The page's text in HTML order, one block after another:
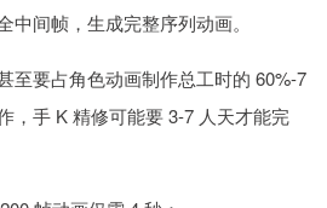
中间帧，生成完整序列动画。
至要占角色动画制作总工时的 60%-7
，手 K 精修可能要 3-7 人天才能完